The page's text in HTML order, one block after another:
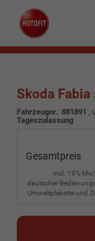
Skoda Fabia
Fahrzeugnr.: 881891 ,
Tageszulassung
Gesamtpreis
incl. 19%
deutscher
Umweltplakette und